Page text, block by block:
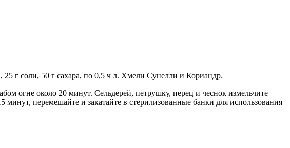
25 г соли, 50 г сахара, по 0,5 ч л. Хмели Сунелли и Кориандр.
огне около 20 минут. Сельдерей, петрушку, перец и чеснок измельчите
перемешайте и закатайте в стерилизованные банки для использования